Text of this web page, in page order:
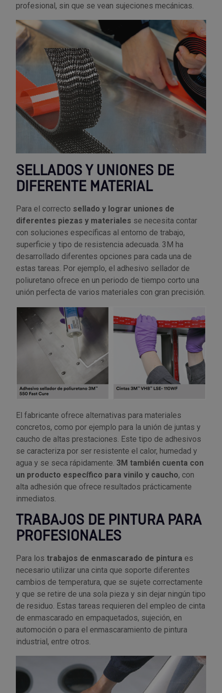
profesional, sin que se vean sujeciones mecánicas.
SELLADOS Y UNIONES DE
DIFERENTE MATERIAL
Para el correcto sellado y lograr uniones de
diferentes piezas y materiales se necesita contar
con soluciones específicas al entorno de trabajo,
superficie y tipo de resistencia adecuada. 3M ha
desarrollado diferentes opciones para cada una de
estas tareas. Por ejemplo, el adhesivo sellador de
poliuretano ofrece en un periodo de tiempo corto una
unión perfecta de varios materiales con gran precisión.
El fabricante ofrece alternativas para materiales
concretos, como por ejemplo para la unión de juntas y
caucho de altas prestaciones. Este tipo de adhesivos
se caracteriza por ser resistente el calor, humedad y
agua y se seca rápidamente. 3M también cuenta con
un producto específico para vinilo y caucho, con
alta adhesión que ofrece resultados prácticamente
inmediatos.
TRABAJOS DE PINTURA PARA
PROFESIONALES
Para los trabajos de enmascarado de pintura es
necesario utilizar una cinta que soporte diferentes
cambios de temperatura, que se sujete correctamente
y que se retire de una sola pieza y sin dejar ningún tipo
de residuo. Estas tareas requieren del empleo de cinta
de enmascarado en empaquetados, sujeción, en
automoción o para el enmascaramiento de pintura
industrial, entre otros.